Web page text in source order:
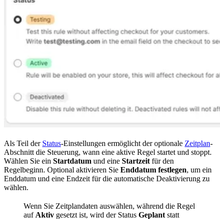
Als Teil der Status-Einstellungen ermöglicht der optionale Zeitplan-
Abschnitt die Steuerung, wann eine aktive Regel startet und stoppt.
Wählen Sie ein Startdatum und eine Startzeit für den
Regelbeginn. Optional aktivieren Sie Enddatum festlegen, um ein
Enddatum und eine Endzeit für die automatische Deaktivierung zu
wählen.
Wenn Sie Zeitplandaten auswählen, während die Regel
auf Aktiv gesetzt ist, wird der Status Geplant statt